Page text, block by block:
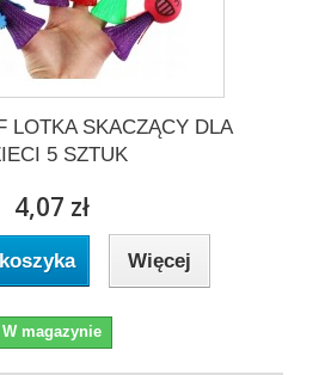
LOTKA SKACZĄCY DLA
5 SZTUK
4,07 zł
Więcej
W magazynie